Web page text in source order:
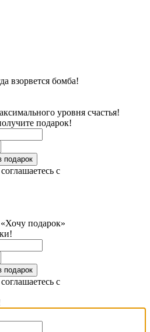
взорвется бомба!
уровня счастья!
подарок!
с
«Хочу подарок»
с